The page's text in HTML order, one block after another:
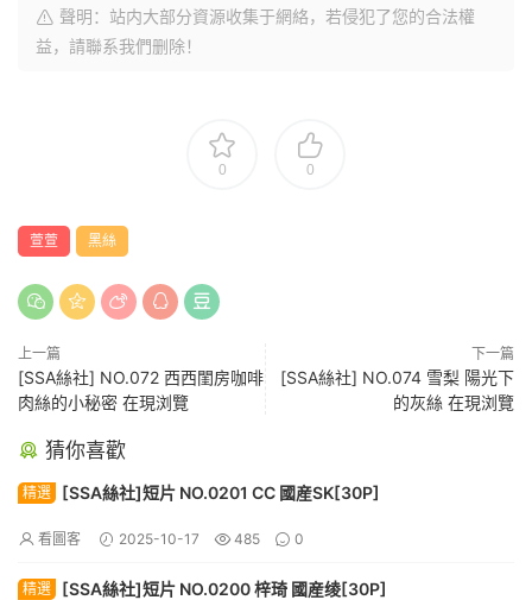
聲明：站内大部分資源收集于網絡，若侵犯了您的合法權
益，請聯系我們删除！
0 0
萱萱 黑絲
上一篇
[SSA絲社] NO.072 西西閨房咖啡
肉絲的小秘密 在現浏覽
下一篇
[SSA絲社] NO.074 雪梨 陽光下
的灰絲 在現浏覽
猜你喜歡
精選 [SSA絲社]短片 NO.0201 CC 國産SK[30P]
看圖客 2025-10-17 485 0
精選 [SSA絲社]短片 NO.0200 梓琦 國産绫[30P]